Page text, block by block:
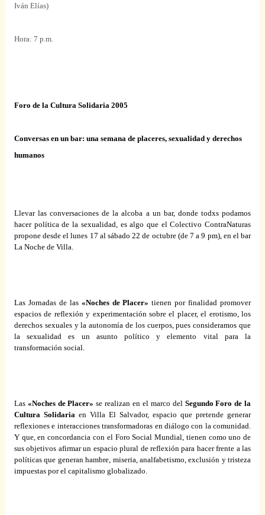
Iván Elías)
Hora: 7 p.m.
Foro de la Cultura Solidaria 2005
Conversas en un bar: una semana de placeres, sexualidad y derechos
humanos
Llevar las conversaciones de la alcoba a un bar, donde todxs podamos
hacer política de la sexualidad, es algo que el Colectivo ContraNaturas
propone desde el lunes 17 al sábado 22 de octubre (de 7 a 9 pm), en el bar
La Noche de Villa.
Las Jornadas de las «Noches de Placer» tienen por finalidad promover
espacios de reflexión y experimentación sobre el placer, el erotismo, los
derechos sexuales y la autonomía de los cuerpos, pues consideramos que
la sexualidad es un asunto político y elemento vital para la
transformación social.
Las «Noches de Placer» se realizan en el marco del Segundo Foro de la
Cultura Solidaria en Villa El Salvador, espacio que pretende generar
reflexiones e interacciones transformadoras en diálogo con la comunidad.
Y que, en concordancia con el Foro Social Mundial, tienen como uno de
sus objetivos afirmar un espacio plural de reflexión para hacer frente a las
políticas que generan hambre, miseria, analfabetismo, exclusión y tristeza
impuestas por el capitalismo globalizado.